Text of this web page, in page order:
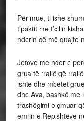
Për mue, ti ishe
t’paktit me t’cilin
nderin që më quajte
Jetove me nder e
grua të rrallë që
ishte dhe mbetet
dhe Ava, bashkë me
trashëgimi e çmuar
emrin e Repishtëve